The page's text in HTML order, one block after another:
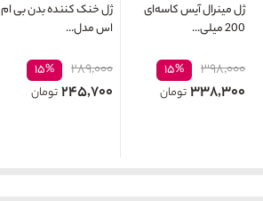
ژل مینرال آیس کاسه‌ای
200 میلی...
۳۹۸,۰۰۰ ۱۵%
۳۳۸,۳۰۰تومان
ژل خنک کننده بدن بی ام
اس مدل...
۲۸۹,۰۰۰ ۱۵%
۲۴۵,۷۰۰تومان